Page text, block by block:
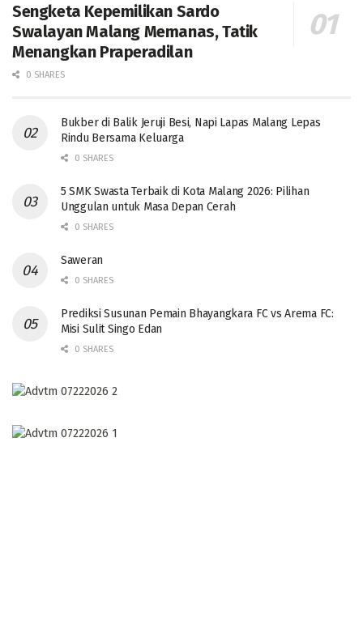
Sengketa Kepemilikan Sardo
Swalayan Malang Memanas, Tatik
Menangkan Praperadilan
0 SHARES
Bukber di Balik Jeruji Besi, Napi Lapas Malang Lepas
Rindu Bersama Keluarga
0 SHARES
5 SMK Swasta Terbaik di Kota Malang 2026: Pilihan
Unggulan untuk Masa Depan Cerah
0 SHARES
Saweran
0 SHARES
Prediksi Susunan Pemain Bhayangkara FC vs Arema FC:
Misi Sulit Singo Edan
0 SHARES